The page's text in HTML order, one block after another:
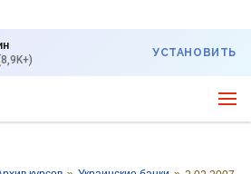
УСТАНОВИТЬ